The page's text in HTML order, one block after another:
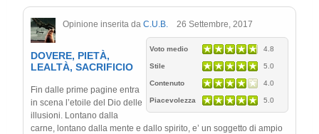
Opinione inserita da C.U.B. 26 Settembre, 2017
Voto medio 4.8
Stile 5.0
Contenuto 4.0
Piacevolezza 5.0
DOVERE, PIETÀ,
LEALTÀ, SACRIFICIO
Fin dalle prime pagine entra
in scena l’etoile del Dio delle
illusioni. Lontano dalla
carne, lontano dalla mente e dallo spirito, e’ un soggetto di ampio